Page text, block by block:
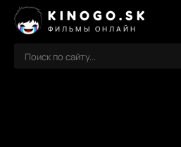
KINOGO.SK
ФИЛЬМЫ ОНЛАЙН